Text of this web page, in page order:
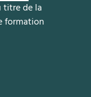
titre de la
formation